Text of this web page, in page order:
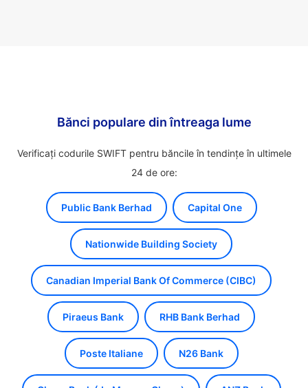
Bănci populare din întreaga lume
Verificați codurile SWIFT pentru băncile în tendințe în ultimele
24 de ore:
Public Bank Berhad Capital One
Nationwide Building Society
Canadian Imperial Bank Of Commerce (CIBC)
Piraeus Bank RHB Bank Berhad
Poste Italiane N26 Bank